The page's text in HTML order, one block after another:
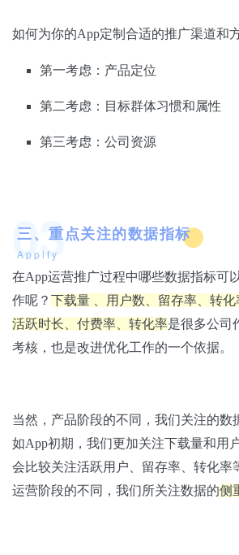
如何为你的App定制合适的推广渠道和
第一考虑：产品定位
第二考虑：目标群体习惯和属性
第三考虑：公司资源
03
三、重点关注的数据指标
Appify
在App运营推广过程中哪些数据指标可
作呢？ 下载量 、用户数、留存率、转化
活跃时长、付费率、转化率是很多公司
考核，也是改进优化工作的一个依据。
当然，产品阶段的不同，我们关注的数
如App初期，我们更加关注下载量和用
会比较关注活跃用户、留存率、转化率
运营阶段的不同，我们所关注数据的侧